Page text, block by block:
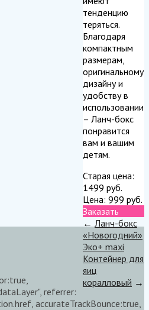
тенденцию
теряться.
Благодаря
компактным
размерам,
оригинальному
дизайну и
удобству в
использовании
– Ланч-бокс
понравится
вам и вашим
детям.
Старая цена:
1499 руб.
Цена: 999 руб.
Заказать
← Ланч-бокс
«Новогодний»
Эко+ maxi
Контейнер для
яиц
коралловый →
referrer:
accurateTrackBounce:true,